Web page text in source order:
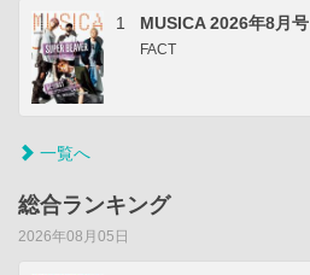
1 MUSICA 2026年8月号
FACT
一覧へ
総合ランキング
2026年08月05日